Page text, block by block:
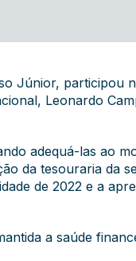
Júnior, participou
Leonardo
adequá-las ao
da tesouraria da
de 2022 e a
a saúde